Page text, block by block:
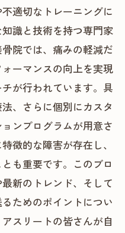
適切なトレーニングに
識と技術を持つ専門家
院では、痛みの軽減だ
ーマンスの向上を実現
が行われています。具
、さらに個別にカスタ
ンプログラムが用意さ
徴的な障害が存在し、
も重要です。このブロ
新のトレンド、そして
ためのポイントについ
スリートの皆さんが自